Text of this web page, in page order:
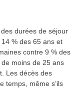
durées de séjour
% des 65 ans et
contre 9 % des
moins de 25 ans
Les décès des
temps, même s’ils